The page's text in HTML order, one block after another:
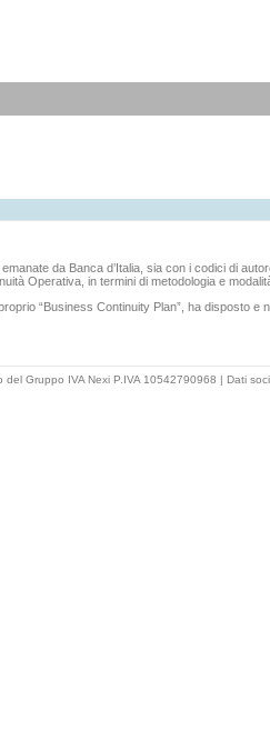
da Banca d’Italia, sia con i codici di
Operativa, in termini di metodologia e
“Business Continuity Plan”, ha disposto
Gruppo IVA Nexi P.IVA 10542790968 | Dati